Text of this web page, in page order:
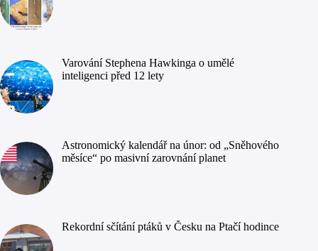
Varování Stephena Hawkinga o umělé
inteligenci před 12 lety
Astronomický kalendář na únor: od „Sněhového
měsíce“ po masivní zarovnání planet
Rekordní sčítání ptáků v Česku na Ptačí hodince